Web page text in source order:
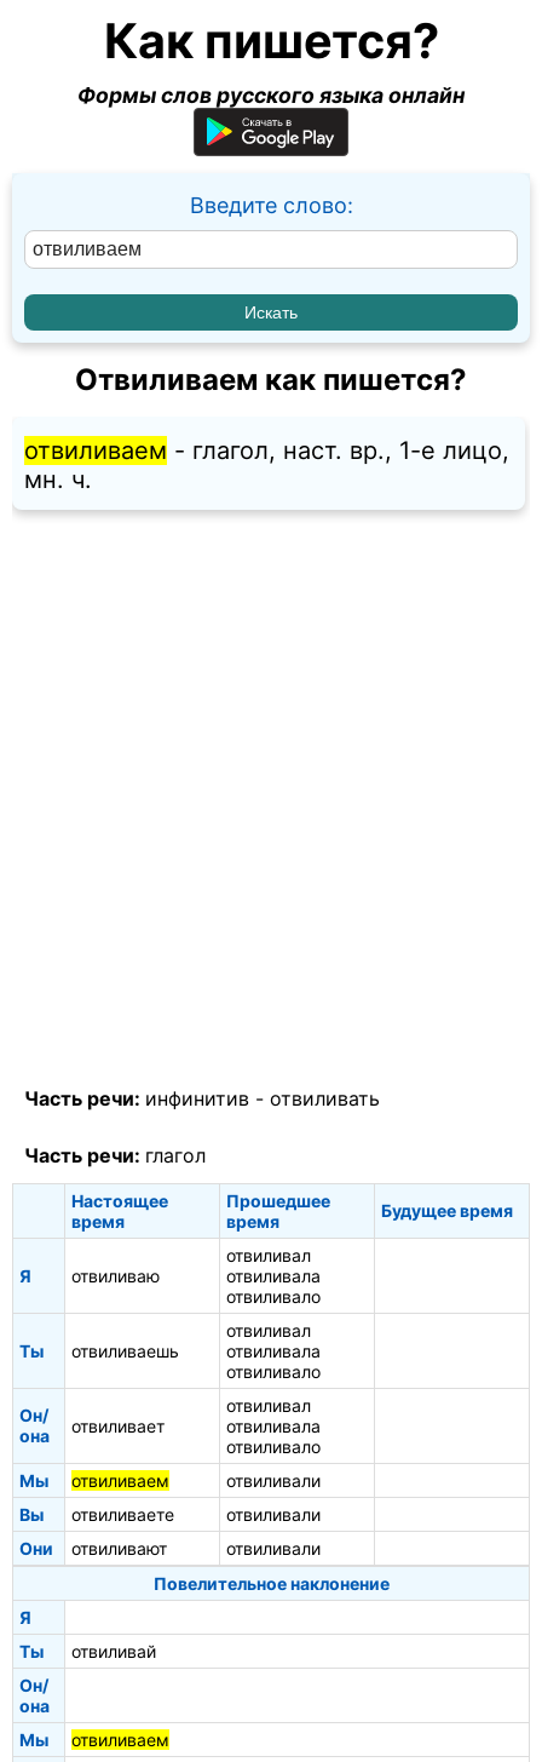
Как пишется?
Формы слов русского языка онлайн
Введите слово:
Отвиливаем как пишется?
отвиливаем - глагол, наст. вр., 1-е лицо,
мн. ч.
Часть речи: инфинитив - отвиливать
Часть речи: глагол
Настоящее
время
Прошедшее
время
Будущее время
Я отвиливаю
отвиливал
отвиливала
отвиливало
Ты отвиливаешь
отвиливал
отвиливала
отвиливало
Он/
она
отвиливает
отвиливал
отвиливала
отвиливало
Мы
отвиливаем
отвиливали
Вы
отвиливаете
отвиливали
Они
отвиливают
отвиливали
Повелительное наклонение
Я
Ты
отвиливай
Он/
она
Мы
отвиливаем